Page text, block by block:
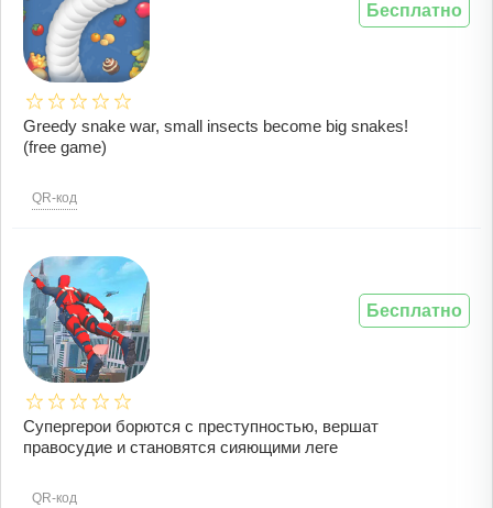
Greedy snake war, small insects become big snakes!
(free game)
QR-код
Бесплатно
Супергерои борются с преступностью, вершат
правосудие и становятся сияющими леге
QR-код
Бесплатно